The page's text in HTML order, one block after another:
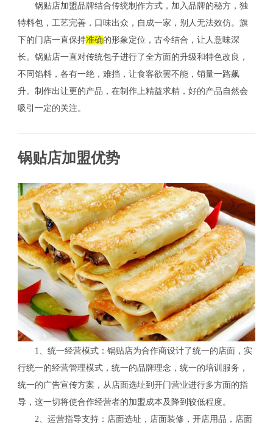
锅贴店加盟品牌结合传统制作方式，加入品牌的秘方，独
特料包，工艺完善，口味出众，自成一家，别人无法效仿。旗
下的门店一直保持准确的形象定位，古今结合，让人意味深
长。锅贴店一直对传统包子进行了全方面的升级和特色改良，
不同馅料，各有一绝，难挡，让食客欲罢不能，销量一路飙
升。制作出让更的产品，在制作上精益求精，好的产品自然会
吸引一定的关注。
锅贴店加盟优势
1、统一经营模式：锅贴店为合作商设计了统一的店面，实
行统一的经营管理模式，统一的品牌理念，统一的培训服务，
统一的广告宣传方案，从店面选址到开门营业进行多方面的指
导，这一切将使合作经营者的加盟成本及降到较低程度。
2、运营指导支持：店面选址，店面装修，开店用品，店面